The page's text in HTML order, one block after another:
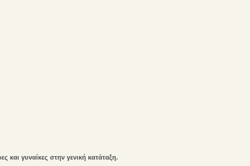
και γυναίκες στην γενική κατάταξη.